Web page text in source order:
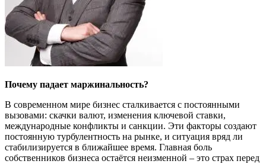
Почему падает маржинальность?
В современном мире бизнес сталкивается с постоянными
вызовами: скачки валют, изменения ключевой ставки,
международные конфликты и санкции. Эти факторы создают
постоянную турбулентность на рынке, и ситуация вряд ли
стабилизируется в ближайшее время. Главная боль
собственников бизнеса остаётся неизменной – это страх перед